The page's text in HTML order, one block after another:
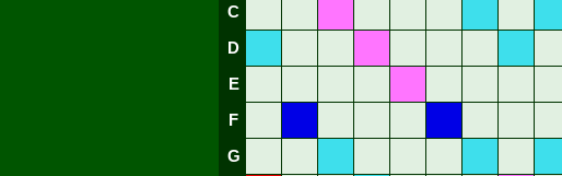
C
D
E
F
G